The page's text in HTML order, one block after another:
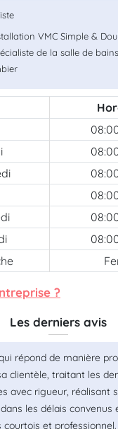
VMC Simple &
de la salle de
?
Les derniers avis
répond de manière
clientèle, traitant les
avec rigueur, réalisant
les délais convenus
et